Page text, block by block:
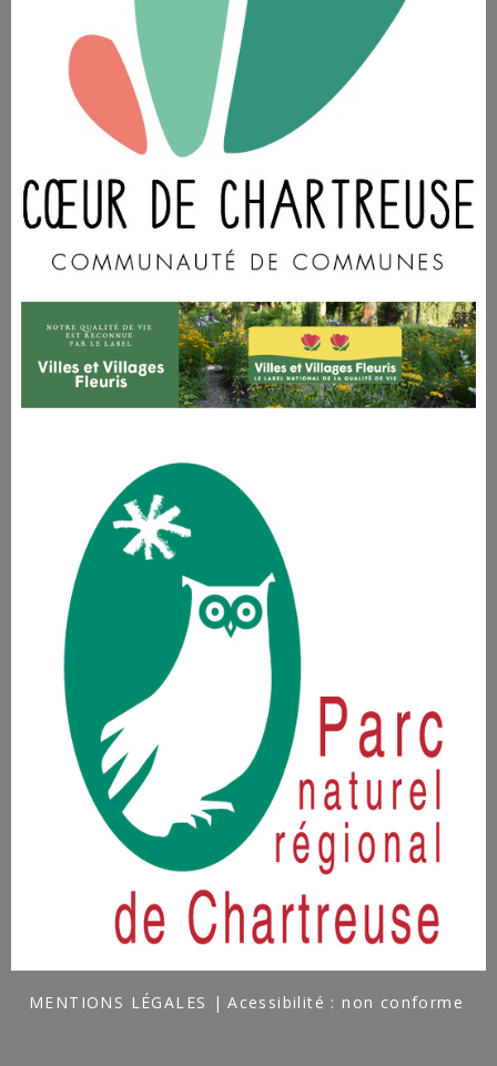
MENTIONS LÉGALES Acessibilité : non conforme